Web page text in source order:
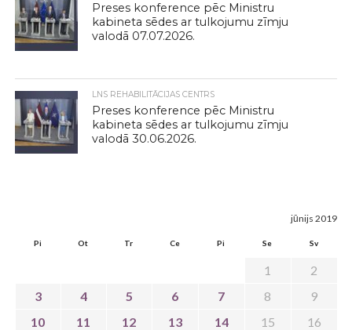
Preses konference pēc Ministru
kabineta sēdes ar tulkojumu zīmju
valodā 07.07.2026.
LNS REHABILITĀCIJAS CENTRS
Preses konference pēc Ministru
kabineta sēdes ar tulkojumu zīmju
valodā 30.06.2026.
jūnijs 2019
Pi Ot Tr Ce Pi Se Sv
1
2
3
4 5 6 7 8
9
10
11 12 13 14 15
16